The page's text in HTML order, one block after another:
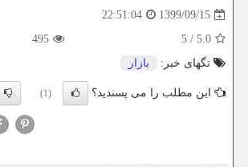
1399/09/15
22:51:04
5.0
/
5
495
تگهای خبر:
بازار
این مطلب را می پسندید؟ (1)